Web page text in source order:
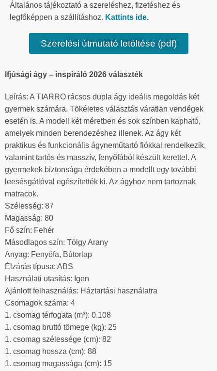
Általános tájékoztató a szereléshez, fizetéshez és
legfőképpen a szállításhoz. Kattints ide.
Szerelési útmutató letöltése (pdf)
Ifjúsági ágy – inspiráló 2026 választék
Leírás: A TIARRO rácsos dupla ágy ideális megoldás két
gyermek számára. Tökéletes választás váratlan vendégek
esetén is. A modell két méretben és sok színben kapható,
amelyek minden berendezéshez illenek. Az ágy két
praktikus és funkcionális ágyneműtartó fiókkal rendelkezik,
valamint tartós és masszív, fenyőfából készült kerettel. A
gyermekek biztonsága érdekében a modellt egy további
leesésgátlóval egészítették ki. Az ágyhoz nem tartoznak
matracok.
Szélesség: 87
Magasság: 80
Fő szín: Fehér
Másodlagos szín: Tölgy Arany
Anyag: Fenyőfa, Bútorlap
Élzárás típusa: ABS
Használati utasítás: Igen
Ajánlott felhasználás: Háztartási használatra
Csomagok száma: 4
1. csomag térfogata (m³): 0.108
1. csomag bruttó tömege (kg): 25
1. csomag szélessége (cm): 82
1. csomag hossza (cm): 88
1. csomag magassága (cm): 15